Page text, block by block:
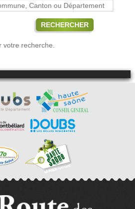
RECHERCHER
recherche.